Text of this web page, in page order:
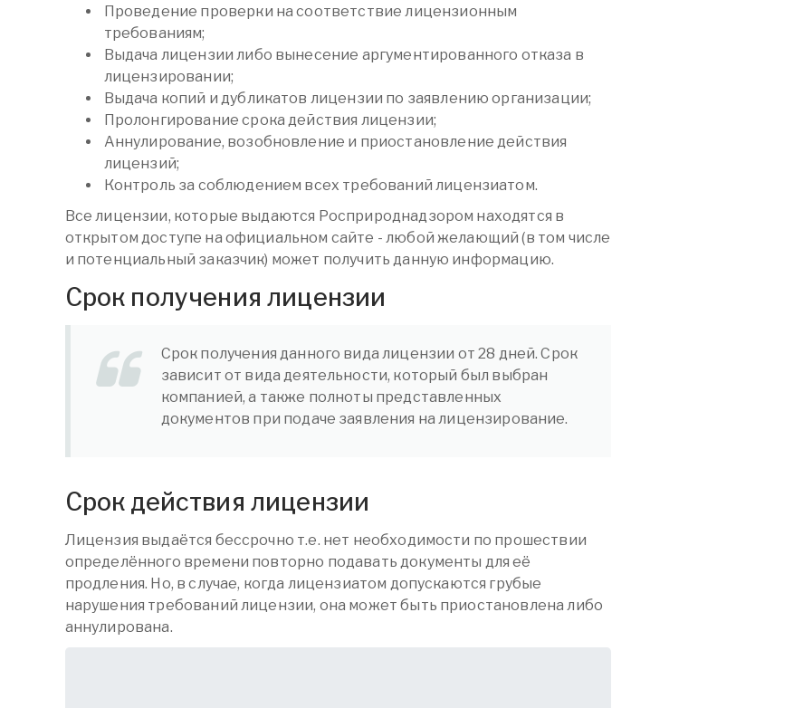
Проведение проверки на соответствие лицензионным
требованиям;
Выдача лицензии либо вынесение аргументированного отказа в
лицензировании;
Выдача копий и дубликатов лицензии по заявлению организации;
Пролонгирование срока действия лицензии;
Аннулирование, возобновление и приостановление действия
лицензий;
Контроль за соблюдением всех требований лицензиатом.
Все лицензии, которые выдаются Росприроднадзором находятся в
открытом доступе на официальном сайте - любой желающий (в том числе
и потенциальный заказчик) может получить данную информацию.
Срок получения лицензии
Срок получения данного вида лицензии от 28 дней. Срок
зависит от вида деятельности, который был выбран
компанией, а также полноты представленных
документов при подаче заявления на лицензирование.
Срок действия лицензии
Лицензия выдаётся бессрочно т.е. нет необходимости по прошествии
определённого времени повторно подавать документы для её
продления. Но, в случае, когда лицензиатом допускаются грубые
нарушения требований лицензии, она может быть приостановлена либо
аннулирована.